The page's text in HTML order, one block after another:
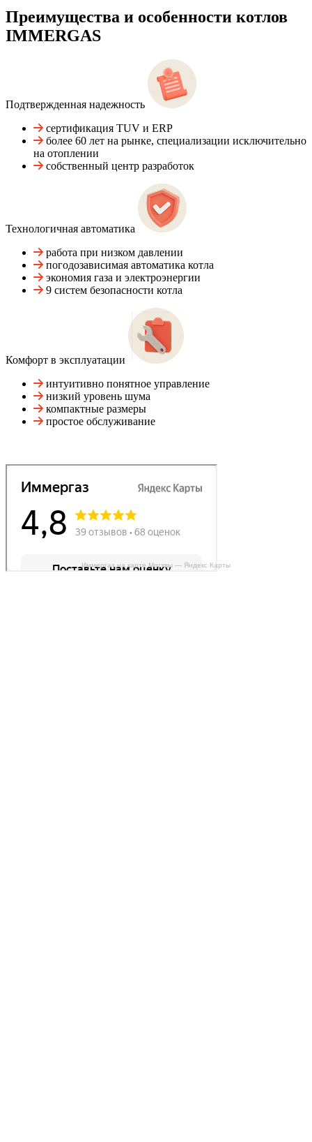
Преимущества и особенности котлов
IMMERGAS
Подтвержденная надежность
сертификация TUV и ERP
более 60 лет на рынке, специализации исключительно
на отоплении
собственный центр разработок
Технологичная автоматика
работа при низком давлении
погодозависимая автоматика котла
экономия газа и электроэнергии
9 систем безопасности котла
Комфорт в эксплуатации
интуитивно понятное управление
низкий уровень шума
компактные размеры
простое обслуживание
Иммергаз на карте Москвы — Яндекс Карты